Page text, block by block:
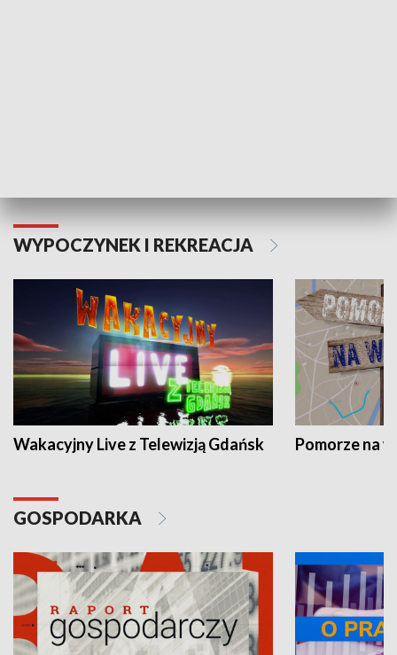
WYPOCZYNEK I REKREACJA
Wakacyjny Live z Telewizją Gdańsk Pomorze na
GOSPODARKA